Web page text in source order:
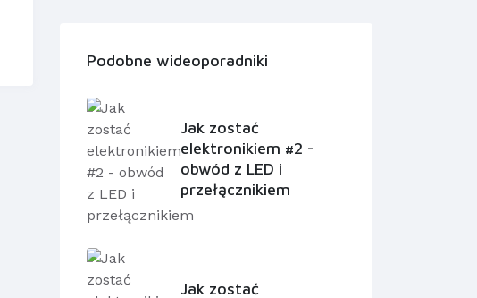
Podobne wideoporadniki
Jak zostać
elektronikiem #2 -
obwód z LED i
przełącznikiem
Jak zostać